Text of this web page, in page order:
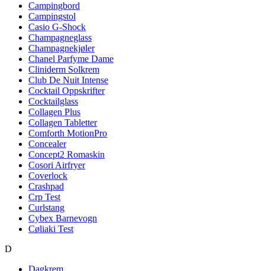
Campingbord
Campingstol
Casio G-Shock
Champagneglass
Champagnekjøler
Chanel Parfyme Dame
Cliniderm Solkrem
Club De Nuit Intense
Cocktail Oppskrifter
Cocktailglass
Collagen Plus
Collagen Tabletter
Comforth MotionPro
Concealer
Concept2 Romaskin
Cosori Airfryer
Coverlock
Crashpad
Crp Test
Curlstang
Cybex Barnevogn
Cøliaki Test
D
Dagkrem